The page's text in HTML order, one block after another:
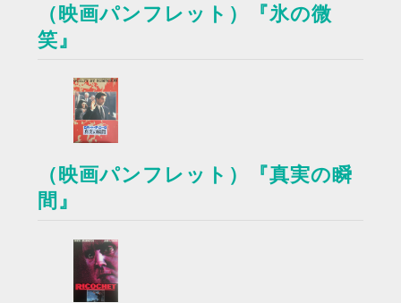
（映画パンフレット）『氷の微
笑』
（映画パンフレット）『真実の瞬
間』